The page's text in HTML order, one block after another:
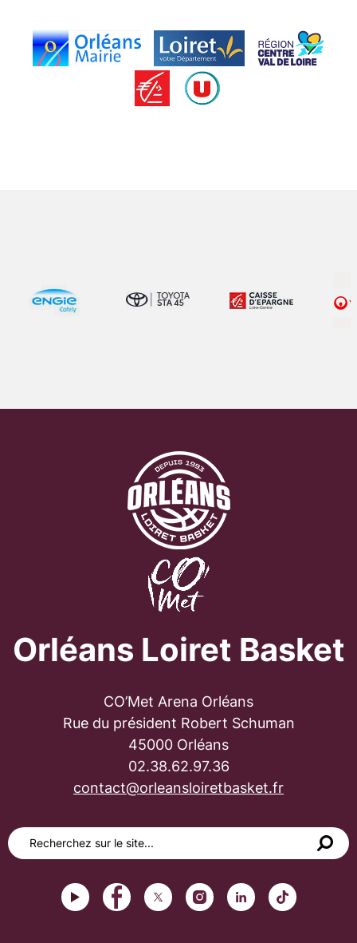
Orléans Loiret Basket
CO’Met Arena Orléans
Rue du président Robert Schuman
45000 Orléans
02.38.62.97.36
contact@orleansloiretbasket.fr